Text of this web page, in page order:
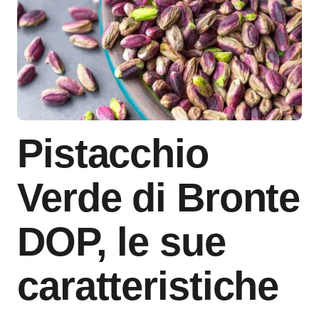
Pistacchio
Verde di Bronte
DOP, le sue
caratteristiche